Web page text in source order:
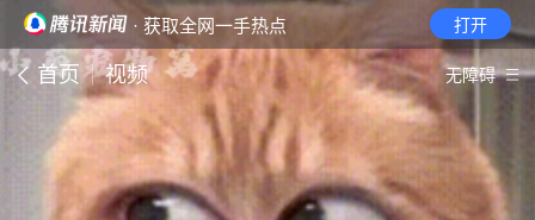
· 获取全网一手热点 打开
首页 视频 无障碍